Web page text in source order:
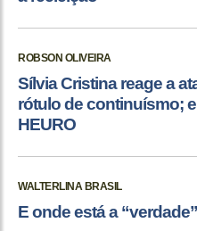
ROBSON OLIVEIRA
Sílvia Cristina reage a
rótulo de continuísmo;
HEURO
WALTERLINA BRASIL
E onde está a